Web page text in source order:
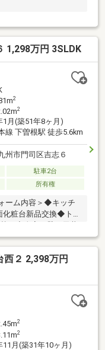
1,298万円 3SLDK
2
2
1月(築51年8ヶ月)
線 下曽根駅 徒歩5.6km
州市門司区吉志６
駐車2台
所有権
ーム内容＞◆キッチ
粧台新品交換◆トイ
貼◆玄関ドア鍵交換◆
増設工事◆白蟻防除
２ 2,398万円
2
2
11月(築31年10ヶ月)